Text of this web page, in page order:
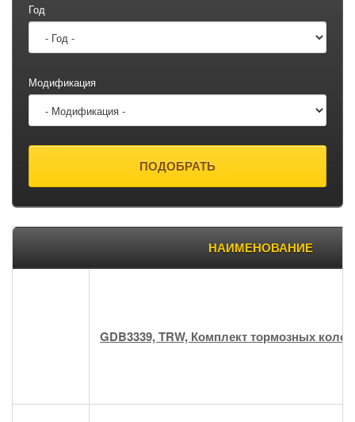
Год
Модификация
Товары НАИМЕНОВАНИЕ
GDB3339, TRW, Комплект тормозных